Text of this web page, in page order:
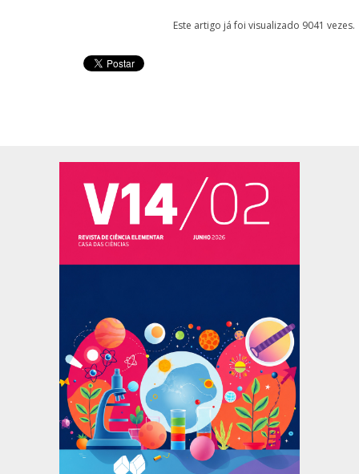
Este artigo já foi visualizado 9041 vezes.